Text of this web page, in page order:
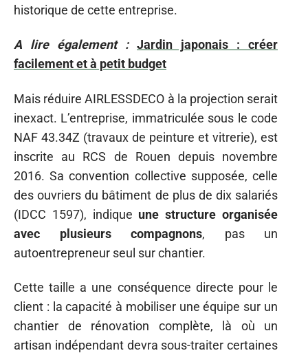
historique de cette entreprise.
A lire également : Jardin japonais : créer
facilement et à petit budget
Mais réduire AIRLESSDECO à la projection serait
inexact. L’entreprise, immatriculée sous le code
NAF 43.34Z (travaux de peinture et vitrerie), est
inscrite au RCS de Rouen depuis novembre
2016. Sa convention collective supposée, celle
des ouvriers du bâtiment de plus de dix salariés
(IDCC 1597), indique une structure organisée
avec plusieurs compagnons, pas un
autoentrepreneur seul sur chantier.
Cette taille a une conséquence directe pour le
client : la capacité à mobiliser une équipe sur un
chantier de rénovation complète, là où un
artisan indépendant devra sous-traiter certaines